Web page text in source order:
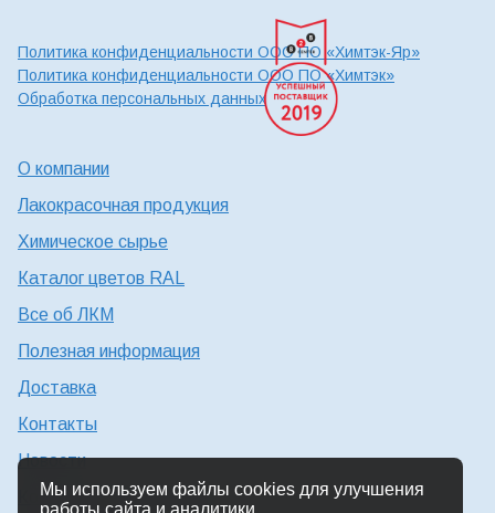
Политика конфиденциальности ООО ПО «Химтэк-Яр»
Политика конфиденциальности ООО ПО «Химтэк»
Обработка персональных данных
О компании
Лакокрасочная продукция
Химическое сырье
Каталог цветов RAL
Все об ЛКМ
Полезная информация
Доставка
Контакты
Новости
Консультация технолога
Мы используем файлы cookies для улучшения
работы сайта и аналитики.